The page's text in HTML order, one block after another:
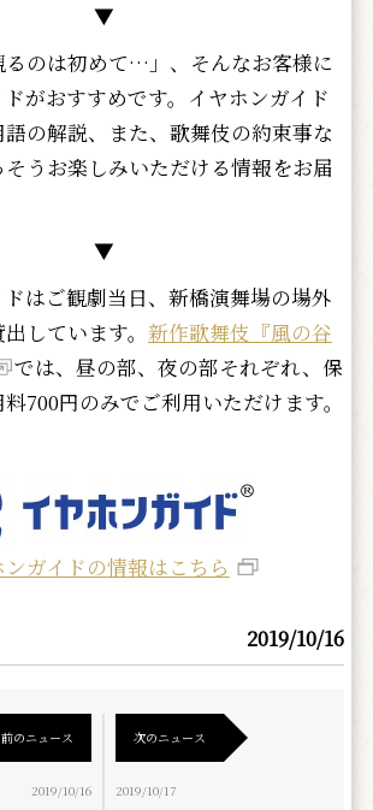
▼
のは初めて…」、そんなお客様に
がおすすめです。イヤホンガイド
の解説、また、歌舞伎の約束事な
うお楽しみいただける情報をお届
▼
はご観劇当日、新橋演舞場の場外
しています。 新作歌舞伎『風の谷
では、昼の部、夜の部それぞれ、保
700円のみでご利用いただけます。
ガイドの情報はこちら
2019/10/16
前のニュース
2019/10/16
次のニュース
2019/10/17